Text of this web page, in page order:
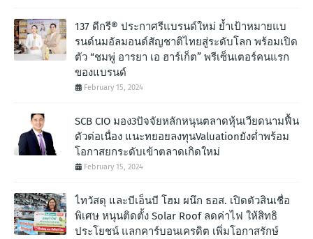
137 ดีกรี® ประกาศรีแบรนด์ใหม่ ย้ำเป้าหมายแบ
รนด์นมอัลมอนด์สัญชาติไทยสู่ระดับโลก พร้อมเปิด
ตัว “ชมพู่ อารยา เอ ฮาร์เก็ต” พรีเซ็นเตอร์คนแรก
ของแบรนด์
February 15, 2024
SCB CIO มอง3ปัจจัยหลักหนุนตลาดหุ้นเวียดนามฟื้น
ตัวต่อเนื่อง แนะทยอยลงทุนValuationยังต่ำพร้อม
โอกาสยกระดับเข้าตลาดเกิดใหม่
February 15, 2024
ไทวัสดุ และบีเอ็นบี โฮม ผนึก ธอส. เปิดตัวสินเชื่อ
พิเศษ หนุนติดตั้ง Solar Roof ลดค่าไฟ ให้สิทธิ
ประโยชน์ แลกคาร์บอนเครดิต เพิ่มโอกาสรักษ์